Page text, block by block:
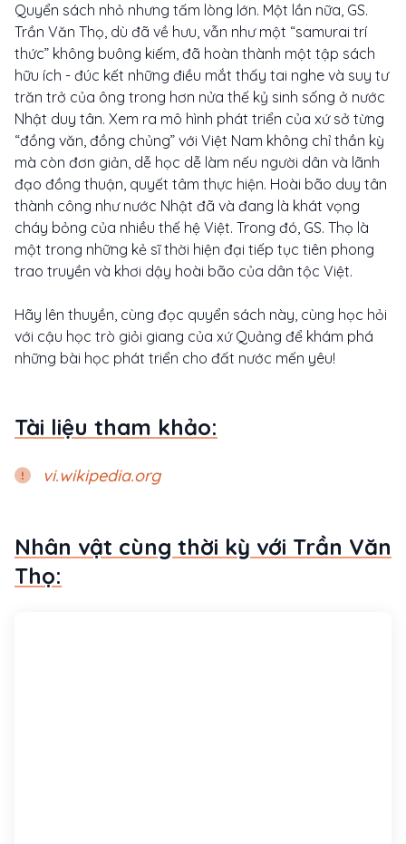
Quyển sách nhỏ nhưng tấm lòng lớn. Một lần nữa, GS.
Trần Văn Thọ, dù đã về hưu, vẫn như một “samurai trí
thức” không buông kiếm, đã hoàn thành một tập sách
hữu ích - đúc kết những điều mắt thấy tai nghe và suy tư
trăn trở của ông trong hơn nửa thế kỷ sinh sống ở nước
Nhật duy tân. Xem ra mô hình phát triển của xứ sở từng
“đồng văn, đồng chủng” với Việt Nam không chỉ thần kỳ
mà còn đơn giản, dễ học dễ làm nếu người dân và lãnh
đạo đồng thuận, quyết tâm thực hiện. Hoài bão duy tân
thành công như nước Nhật đã và đang là khát vọng
cháy bỏng của nhiều thế hệ Việt. Trong đó, GS. Thọ là
một trong những kẻ sĩ thời hiện đại tiếp tục tiên phong
trao truyền và khơi dậy hoài bão của dân tộc Việt.
Hãy lên thuyền, cùng đọc quyển sách này, cùng học hỏi
với cậu học trò giỏi giang của xứ Quảng để khám phá
những bài học phát triển cho đất nước mến yêu!
Tài liệu tham khảo:
vi.wikipedia.org
Nhân vật cùng thời kỳ với Trần Văn
Thọ: